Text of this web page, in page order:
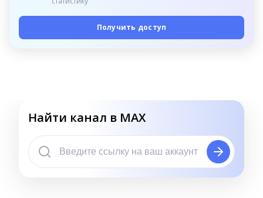
Получить доступ
Найти канал в MAX